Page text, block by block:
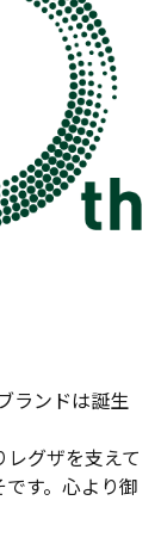
ランドは誕生
グザを支えて
す。心より御